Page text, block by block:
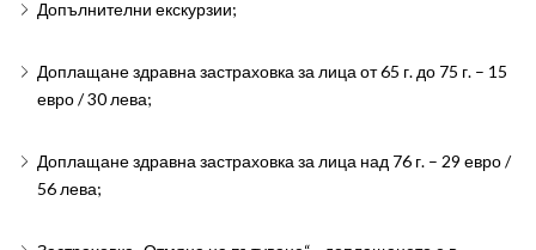
Допълнителни екскурзии;
Доплащане здравна застраховка за лица от 65 г. до 75 г. – 15
евро / 30 лева;
Доплащане здравна застраховка за лица над 76 г. – 29 евро /
56 лева;